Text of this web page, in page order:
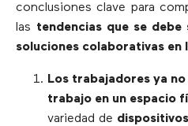
conclusiones clave para
las tendencias que se
soluciones colaborativas en
Los trabajadores ya
trabajo en un espacio
variedad de